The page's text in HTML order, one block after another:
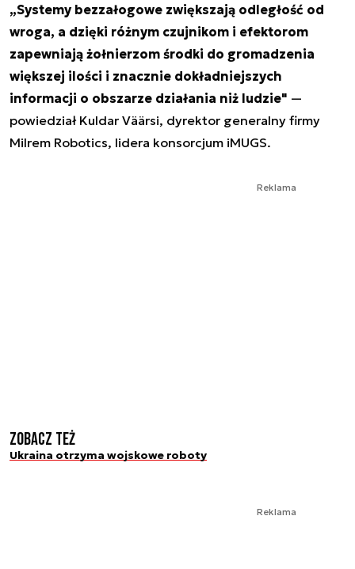
„Systemy bezzałogowe zwiększają odległość od
wroga, a dzięki różnym czujnikom i efektorom
zapewniają żołnierzom środki do gromadzenia
większej ilości i znacznie dokładniejszych
informacji o obszarze działania niż ludzie" —
powiedział Kuldar Väärsi, dyrektor generalny firmy
Milrem Robotics, lidera konsorcjum iMUGS.
Reklama
Zobacz też
Ukraina otrzyma wojskowe roboty
Reklama